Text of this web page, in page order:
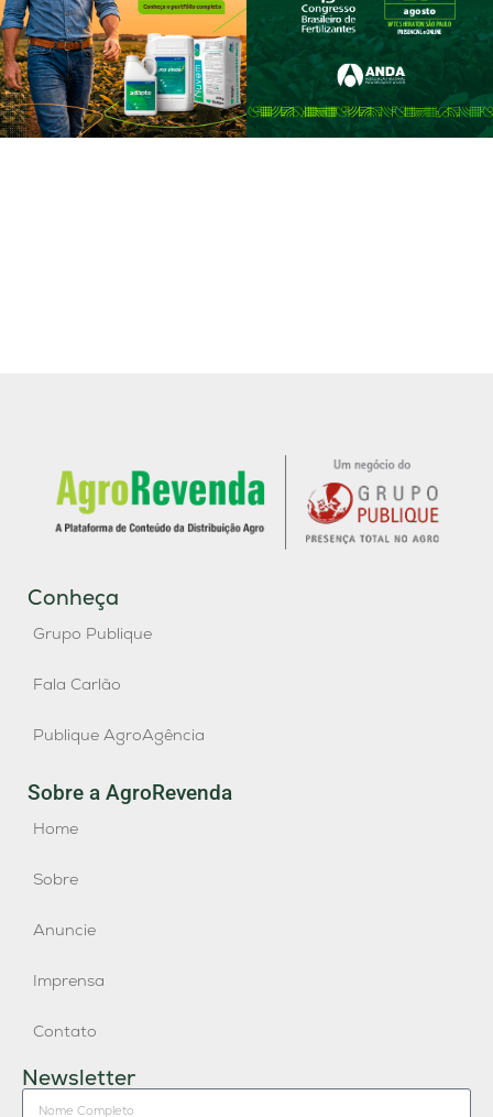
Conheça
Grupo Publique
Fala Carlão
Publique AgroAgência
Sobre a AgroRevenda
Home
Sobre
Anuncie
Imprensa
Contato
Newsletter